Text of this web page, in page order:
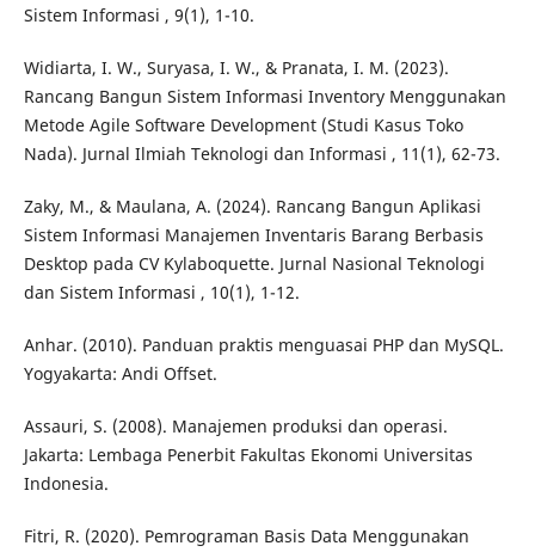
Sistem Informasi , 9(1), 1-10.
Widiarta, I. W., Suryasa, I. W., & Pranata, I. M. (2023).
Rancang Bangun Sistem Informasi Inventory Menggunakan
Metode Agile Software Development (Studi Kasus Toko
Nada). Jurnal Ilmiah Teknologi dan Informasi , 11(1), 62-73.
Zaky, M., & Maulana, A. (2024). Rancang Bangun Aplikasi
Sistem Informasi Manajemen Inventaris Barang Berbasis
Desktop pada CV Kylaboquette. Jurnal Nasional Teknologi
dan Sistem Informasi , 10(1), 1-12.
Anhar. (2010). Panduan praktis menguasai PHP dan MySQL.
Yogyakarta: Andi Offset.
Assauri, S. (2008). Manajemen produksi dan operasi.
Jakarta: Lembaga Penerbit Fakultas Ekonomi Universitas
Indonesia.
Fitri, R. (2020). Pemrograman Basis Data Menggunakan